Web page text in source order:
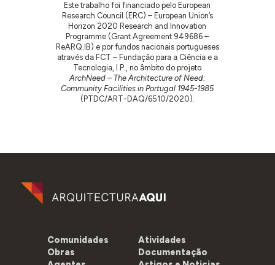
Este trabalho foi financiado pelo European
Research Council (ERC) – European Union’s
Horizon 2020 Research and Innovation
Programme (Grant Agreement 949686 –
ReARQ.IB) e por fundos nacionais portugueses
através da FCT – Fundação para a Ciência e a
Tecnologia, I.P., no âmbito do projeto
ArchNeed – The Architecture of Need:
Community Facilities in Portugal 1945-1985
(PTDC/ART-DAQ/6510/2020).
Comunidades
Obras
Atividades
Documentação